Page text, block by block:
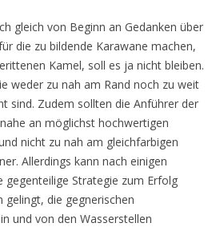
gleich von Beginn an Gedanken über
die zu bildende Karawane machen,
Kamel, soll es ja nicht bleiben.
weder zu nah am Rand noch zu weit
sind. Zudem sollten die Anführer der
an möglichst hochwertigen
nicht zu nah am gleichfarbigen
Allerdings kann nach einigen
gegenteilige Strategie zum Erfolg
die gegnerischen
und von den Wasserstellen